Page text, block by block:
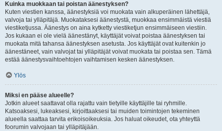
Kuinka muokkaan tai poistan äänestyksen?
Kuten viestien kanssa, äänestyksiä voi muokata vain alkuperäinen lähettäjä,
valvoja tai ylläpitäjä. Muokataksesi äänestystä, muokkaa ensimmäistä viestiä
viestiketjussa. Äänestys on aina kytketty viestiketjun ensimmäiseen viestiin.
Jos kukaan ei ole vielä äänestänyt, käyttäjät voivat poistaa äänestyksen tai
muokata mitä tahansa äänestyksen asetusta. Jos käyttäjät ovat kuitenkin jo
äänestäneet, vain valvojat tai ylläpitäjät voivat muokata tai poistaa sen. Tämä
estää äänestysvaihtoehtojen vaihtamisen kesken äänestyksen.
Ylös
Miksi en pääse alueelle?
Jotkin alueet saattavat olla rajattu vain tietyille käyttäjille tai ryhmille.
Katsoaksesi, lukeaksesi, kirjoittaaksesi tai muiden toimintojen tekeminen
alueella saattaa tarvita erikoisoikeuksia. Jos haluat oikeudet, ota yhteyttä
foorumin valvojaan tai ylläpitäjään.